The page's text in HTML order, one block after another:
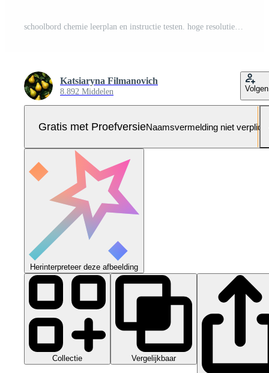
schoolbord chemie leerplan en instructie testen. hoge resolutie. ai generatief Pro Foto
Katsiaryna Filmanovich
8.892 Middelen Volgen
Gratis met ProefversieNaamsvermelding niet verplicht
Herinterpreteer deze afbeelding
Collectie Vergelijkbaar